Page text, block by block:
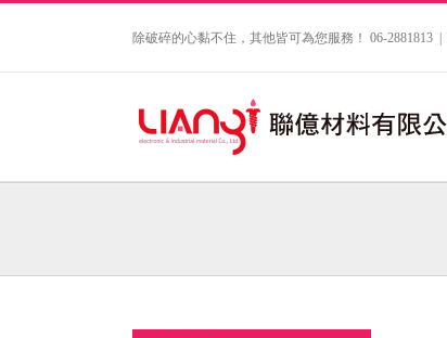
除破碎的心黏不住，其他皆可為您服務！ 06-2881813 |